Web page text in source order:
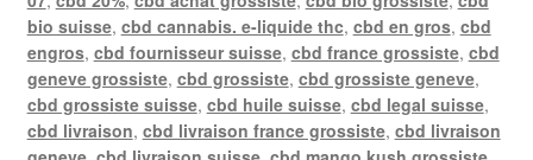
bio suisse, cbd cannabis. e-liquide thc, cbd en gros, cbd
engros, cbd fournisseur suisse, cbd france grossiste, cbd
geneve grossiste, cbd grossiste, cbd grossiste geneve,
cbd grossiste suisse, cbd huile suisse, cbd legal suisse,
cbd livraison, cbd livraison france grossiste, cbd livraison